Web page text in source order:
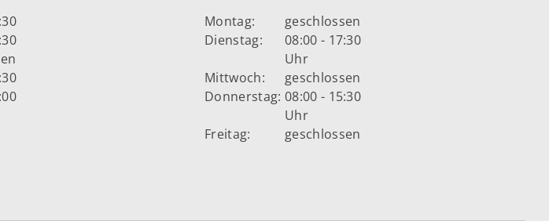
Montag:
geschlossen
Dienstag:
08:00 - 17:30
Uhr
Mittwoch:
geschlossen
Donnerstag: 08:00 - 15:30
Uhr
Freitag:
geschlossen